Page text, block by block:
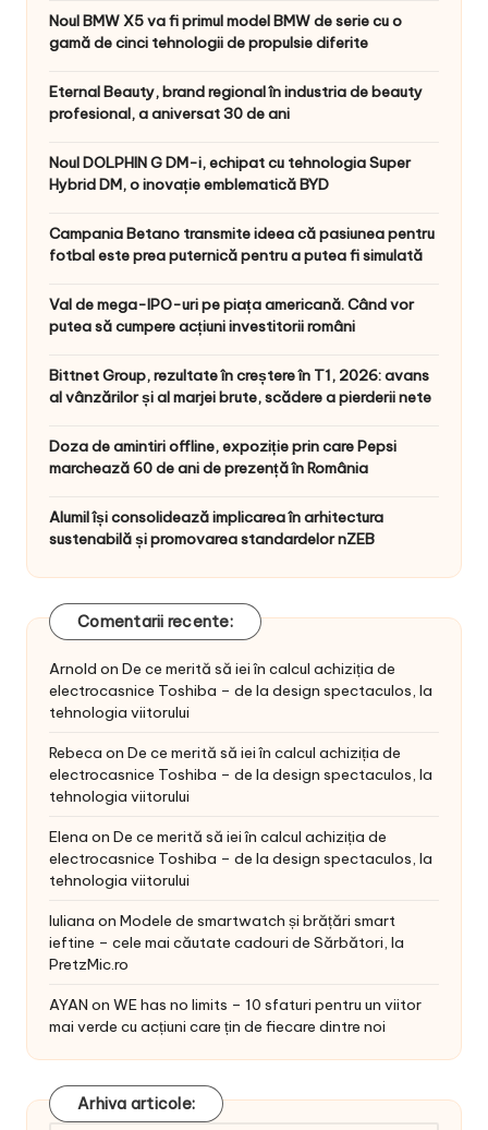
Noul BMW X5 va fi primul model BMW de serie cu o
gamă de cinci tehnologii de propulsie diferite
Eternal Beauty, brand regional în industria de beauty
profesional, a aniversat 30 de ani
Noul DOLPHIN G DM-i, echipat cu tehnologia Super
Hybrid DM, o inovație emblematică BYD
Campania Betano transmite ideea că pasiunea pentru
fotbal este prea puternică pentru a putea fi simulată
Val de mega-IPO-uri pe piața americană. Când vor
putea să cumpere acțiuni investitorii români
Bittnet Group, rezultate în creștere în T1, 2026: avans
al vânzărilor și al marjei brute, scădere a pierderii nete
Doza de amintiri offline, expoziție prin care Pepsi
marchează 60 de ani de prezență în România
Alumil își consolidează implicarea în arhitectura
sustenabilă și promovarea standardelor nZEB
Comentarii recente:
Arnold on De ce merită să iei în calcul achiziția de
electrocasnice Toshiba – de la design spectaculos, la
tehnologia viitorului
Rebeca on De ce merită să iei în calcul achiziția de
electrocasnice Toshiba – de la design spectaculos, la
tehnologia viitorului
Elena on De ce merită să iei în calcul achiziția de
electrocasnice Toshiba – de la design spectaculos, la
tehnologia viitorului
Iuliana on Modele de smartwatch și brățări smart
ieftine – cele mai căutate cadouri de Sărbători, la
PretzMic.ro
AYAN on WE has no limits – 10 sfaturi pentru un viitor
mai verde cu acțiuni care țin de fiecare dintre noi
Arhiva articole: